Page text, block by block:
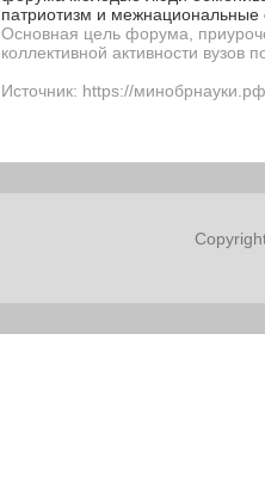
патриотизм и
Основная цель форума,
коллективной активности вузов
Источник: https://минобрнауки.рф